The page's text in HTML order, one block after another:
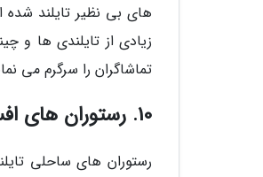
های بی نظیر تایلند
زیادی از تایلندی ها و
تماشاگران را سرگرم می
10. رستوران های افسانه ای ساحلی
رستوران های ساحلی